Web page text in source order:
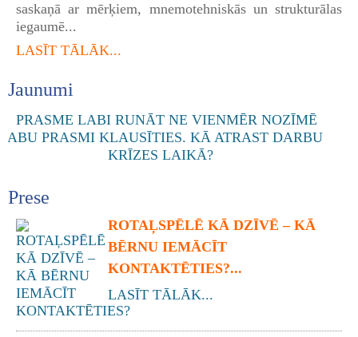
saskaņā ar mērķiem, mnemotehniskās un strukturālas
iegaumē...
LASĪT TĀLĀK...
Jaunumi
Prese
ROTAĻSPĒLĒ KĀ DZĪVĒ – KĀ
BĒRNU IEMĀCĪT
KONTAKTĒTIES?...
LASĪT TĀLĀK...